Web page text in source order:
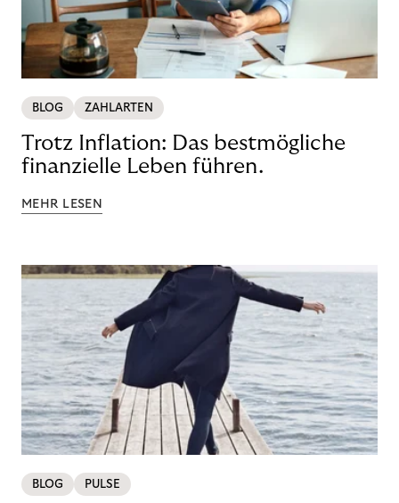
BLOG ZAHLARTEN
Trotz Inflation: Das bestmögliche
finanzielle Leben führen.
MEHR LESEN
BLOG PULSE